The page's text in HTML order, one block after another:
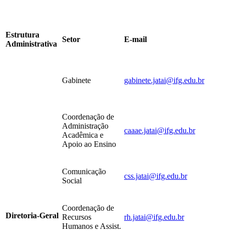
Estrutura
Administrativa
Setor E-mail
Diretoria-Geral
Gabinete gabinete.jatai@ifg.edu.br
Coordenação de
Administração
Acadêmica e
Apoio ao Ensino
caaae.jatai@ifg.edu.br
Comunicação
Social
css.jatai@ifg.edu.br
Coordenação de
Recursos
Humanos e Assist.
rh.jatai@ifg.edu.br